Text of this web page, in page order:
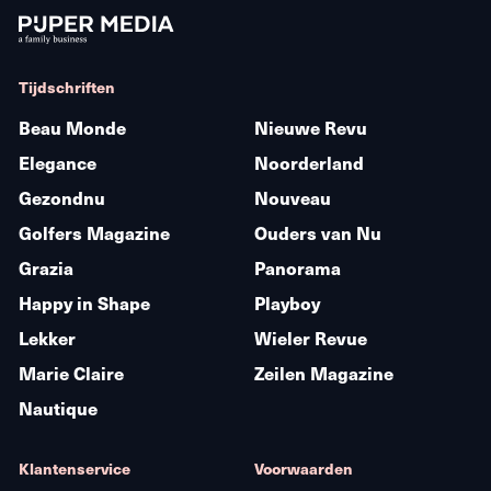
Tijdschriften
Beau Monde
Elegance
Gezondnu
Golfers Magazine
Grazia
Happy in Shape
Lekker
Marie Claire
Nautique
Nieuwe Revu
Noorderland
Nouveau
Ouders van Nu
Panorama
Playboy
Wieler Revue
Zeilen Magazine
Klantenservice Voorwaarden